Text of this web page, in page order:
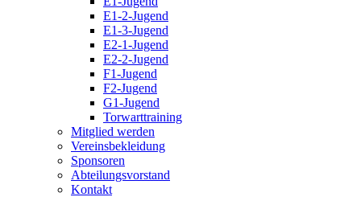
E1-2-Jugend
E1-3-Jugend
E2-1-Jugend
E2-2-Jugend
F1-Jugend
F2-Jugend
G1-Jugend
Torwarttraining
Mitglied werden
Vereinsbekleidung
Sponsoren
Abteilungsvorstand
Kontakt